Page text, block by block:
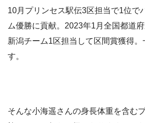
10月プリンセス駅伝3区担当で1位で
ム優勝に貢献。2023年1月全国都道
新潟チーム1区担当して区間賞獲得。
す。
そんな小海遥さんの身長体重を含む